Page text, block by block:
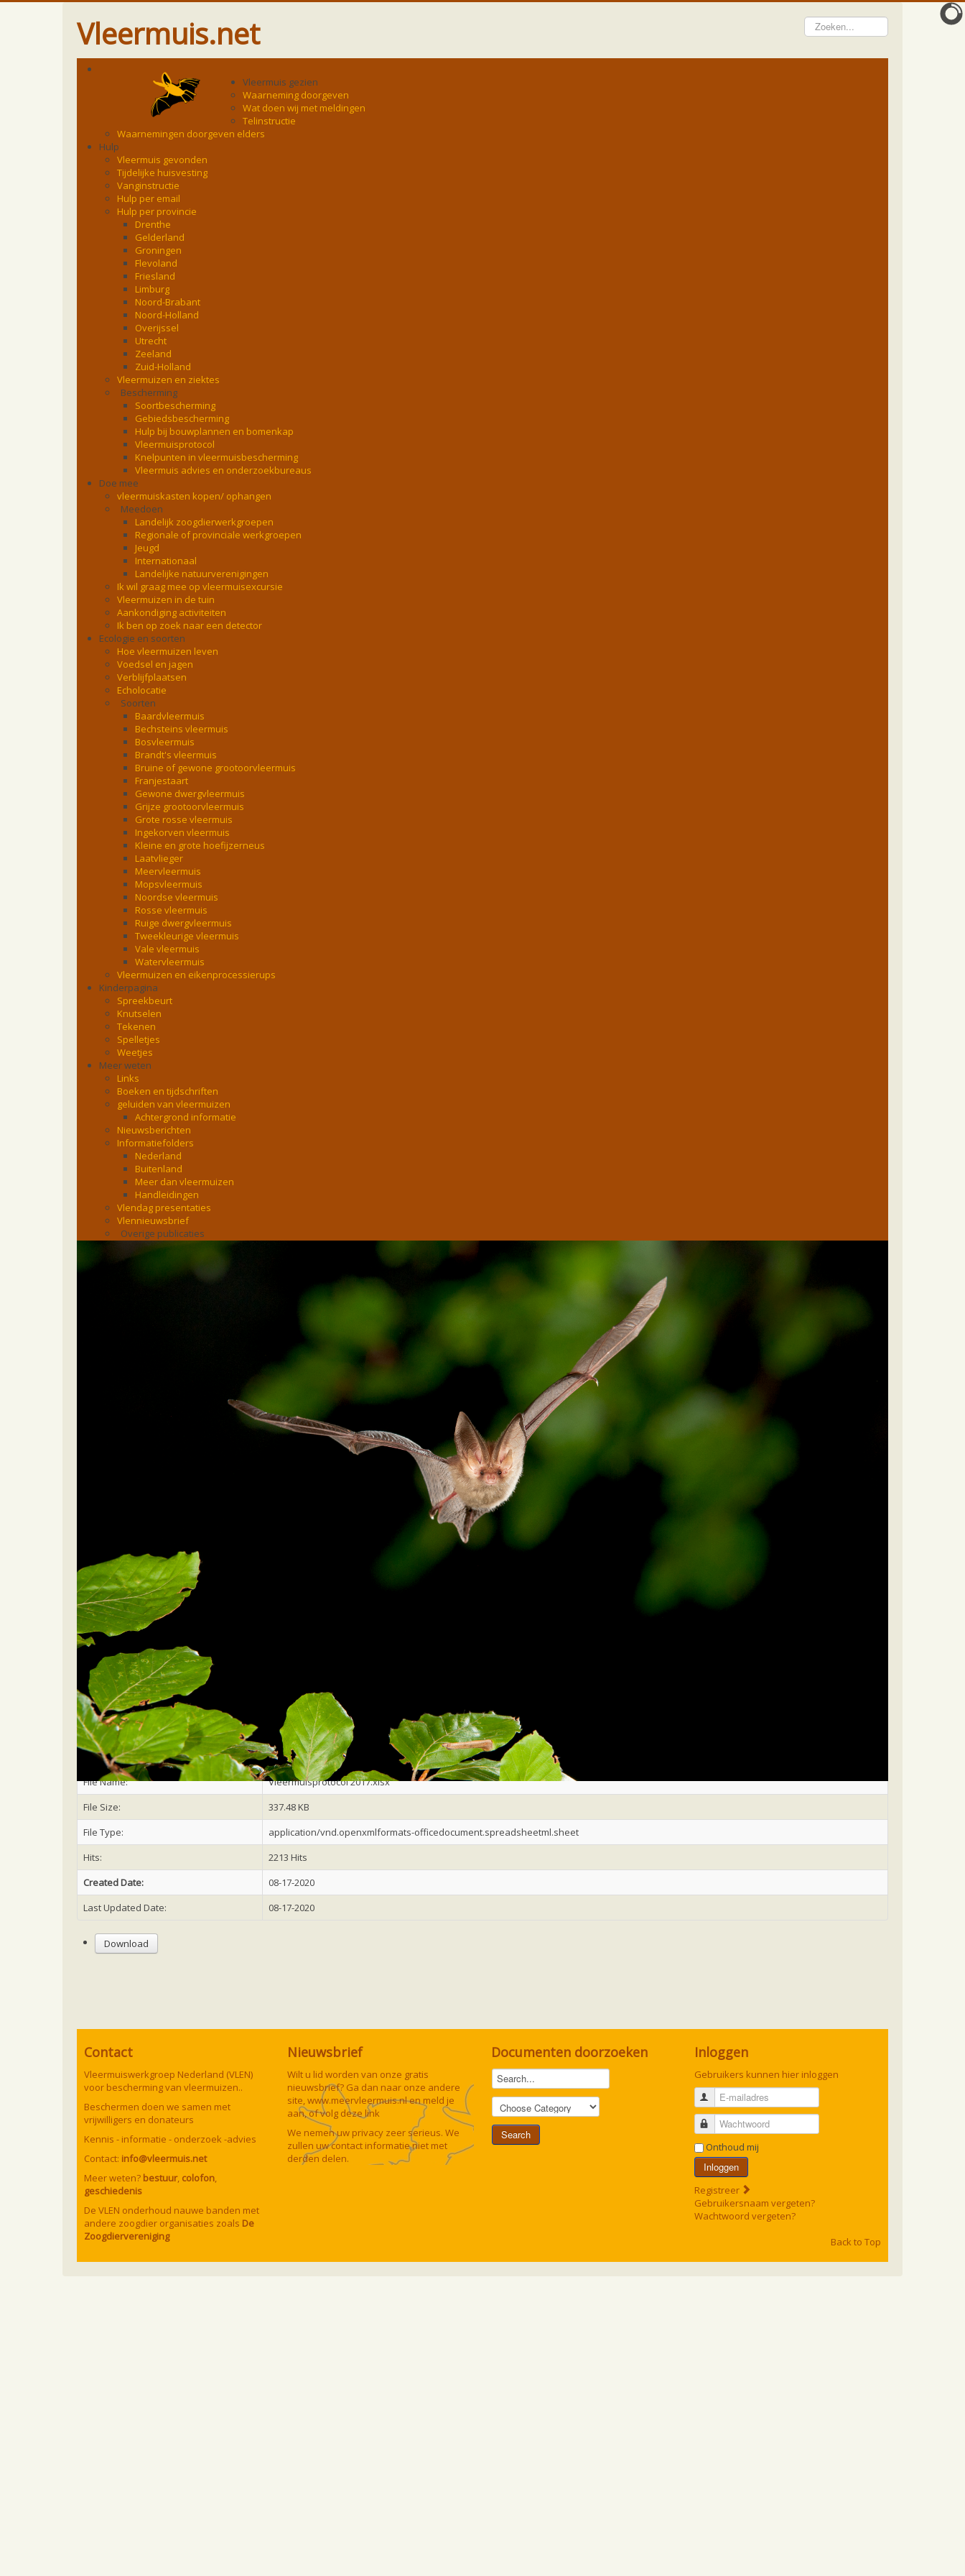
Vleermuis.net
Vleermuis gezien
Waarneming doorgeven
Wat doen wij met meldingen
Telinstructie
Waarnemingen doorgeven elders
Hulp
Vleermuis gevonden
Tijdelijke huisvesting
Vanginstructie
Hulp per email
Hulp per provincie
Drenthe
Gelderland
Groningen
Flevoland
Friesland
Limburg
Noord-Brabant
Noord-Holland
Overijssel
Utrecht
Zeeland
Zuid-Holland
Vleermuizen en ziektes
Bescherming
Soortbescherming
Gebiedsbescherming
Hulp bij bouwplannen en bomenkap
Vleermuisprotocol
Knelpunten in vleermuisbescherming
Vleermuis advies en onderzoekbureaus
Doe mee
vleermuiskasten kopen/ ophangen
Meedoen
Landelijk zoogdierwerkgroepen
Regionale of provinciale werkgroepen
Jeugd
Internationaal
Landelijke natuurverenigingen
Ik wil graag mee op vleermuisexcursie
Vleermuizen in de tuin
Aankondiging activiteiten
Ik ben op zoek naar een detector
Ecologie en soorten
Hoe vleermuizen leven
Voedsel en jagen
Verblijfplaatsen
Echolocatie
Soorten
Baardvleermuis
Bechsteins vleermuis
Bosvleermuis
Brandt's vleermuis
Bruine of gewone grootoorvleermuis
Franjestaart
Gewone dwergvleermuis
Grijze grootoorvleermuis
Grote rosse vleermuis
Ingekorven vleermuis
Kleine en grote hoefijzerneus
Laatvlieger
Meervleermuis
Mopsvleermuis
Noordse vleermuis
Rosse vleermuis
Ruige dwergvleermuis
Tweekleurige vleermuis
Vale vleermuis
Watervleermuis
Vleermuizen en eikenprocessierups
Kinderpagina
Spreekbeurt
Knutselen
Tekenen
Spelletjes
Weetjes
Meer weten
Links
Boeken en tijdschriften
geluiden van vleermuizen
Achtergrond informatie
Nieuwsberichten
Informatiefolders
Nederland
Buitenland
Meer dan vleermuizen
Handleidingen
Vlendag presentaties
Vlennieuwsbrief
Overige publicaties
zoonose info (rabies, corona, etc)
rapporten
Home Meer weten Handleiding
vleermuisprotocol 2017
Published on 17 augustus 2020
File Name:
Vleermuisprotocol 2017.xlsx
File Size:
337.48 KB
File Type:
application/vnd.openxmlformats-officedocument.spreadsheetml.sheet
Hits:
2213 Hits
Created Date:
08-17-2020
Last Updated Date:
08-17-2020
Download
Contact
Vleermuiswerkgroep Nederland (VLEN)
voor bescherming van vleermuizen..
Beschermen doen we samen met
vrijwilligers en donateurs
Kennis - informatie - onderzoek -advies
Contact: info@vleermuis.net
Meer weten? bestuur, colofon,
geschiedenis
De VLEN onderhoud nauwe banden met
andere zoogdier organisaties zoals De
Zoogdiervereniging
Nieuwsbrief
Wilt u lid worden van onze gratis
nieuwsbrief? Ga dan naar onze andere
site,www.meervleermuis.nlen meld je
aan, of volg dezelink
We nemen uw privacy zeer serieus. We
zullen uw contact informatie niet met
derden delen.
Documenten doorzoeken Inloggen
Gebruikers kunnen hier inloggen
E-mailadres
Wachtwoord
Onthoud mij
Inloggen
Registreer
Gebruikersnaam vergeten?
Wachtwoord vergeten?
Back to Top